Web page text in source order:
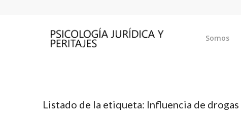
Somos
Listado de la etiqueta: Influencia de